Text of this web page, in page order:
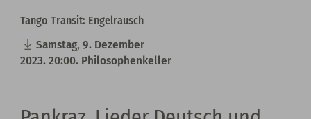
Tango Transit: Engelrausch
Samstag, 9. Dezember
2023. 20:00. Philosophenkeller